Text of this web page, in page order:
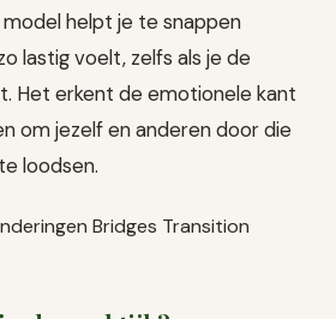
model helpt je te snappen
lastig voelt, zelfs als je de
Het erkent de emotionele kant
om jezelf en anderen door die
loodsen.